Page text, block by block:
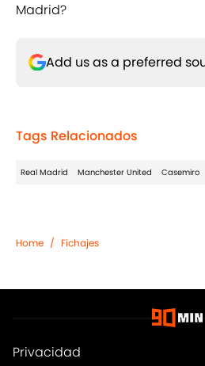
Madrid?
Add us as a preferred
Tags Relacionados
Real Madrid Manchester United Casemiro
Home / Fichajes
Privacidad